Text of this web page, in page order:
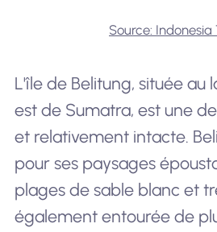
Source: Indonesia
L'île de Belitung, située au
est de Sumatra, est une
et relativement intacte.
pour ses paysages
plages de sable blanc et
également entourée de